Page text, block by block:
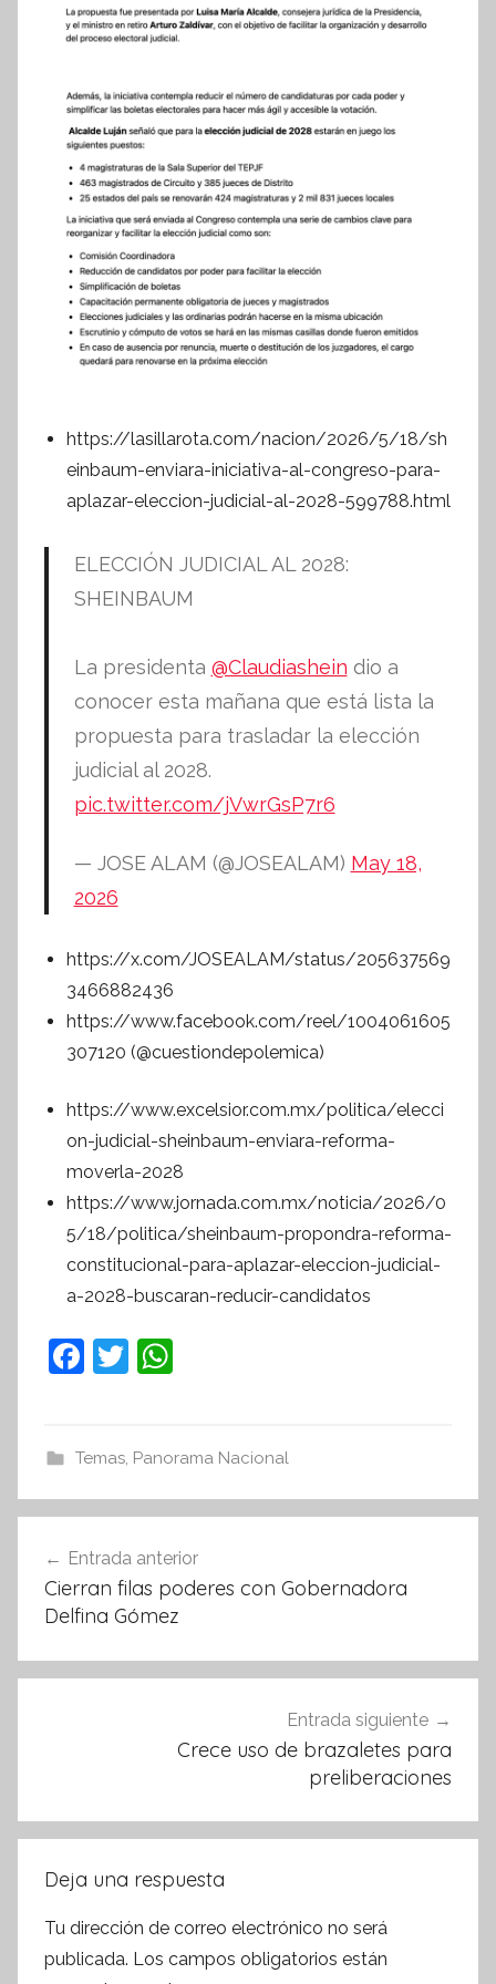
https://lasillarota.com/nacion/2026/5/18/sh
einbaum-enviara-iniciativa-al-congreso-para-
aplazar-eleccion-judicial-al-2028-599788.html
ELECCIÓN JUDICIAL AL 2028:
SHEINBAUM
La presidenta @Claudiashein dio a
conocer esta mañana que está lista la
propuesta para trasladar la elección
judicial al 2028.
pic.twitter.com/jVwrGsP7r6
— JOSE ALAM (@JOSEALAM) May 18,
2026
https://x.com/JOSEALAM/status/205637569
3466882436
https://www.facebook.com/reel/1004061605
307120 (@cuestiondepolemica)
https://www.excelsior.com.mx/politica/elecci
on-judicial-sheinbaum-enviara-reforma-
moverla-2028
https://www.jornada.com.mx/noticia/2026/0
5/18/politica/sheinbaum-propondra-reforma-
constitucional-para-aplazar-eleccion-judicial-
a-2028-buscaran-reducir-candidatos
F
e
b
o
k
T
er s
A
p
Temas, Panorama Nacional
de
entradas
Entrada anterior
Cierran filas poderes con Gobernadora
Delfina Gómez
Entrada siguiente
Crece uso de brazaletes para
preliberaciones
Deja una respuesta
Tu dirección de correo electrónico no será
publicada. Los campos obligatorios están